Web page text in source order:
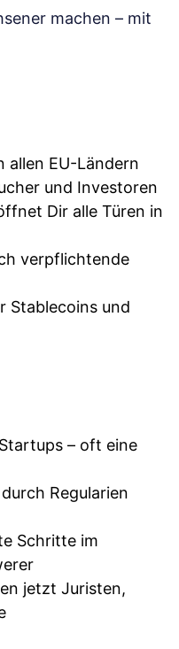
machen – mit
allen EU-Ländern
und Investoren
Dir alle Türen in
verpflichtende
Stablecoins und
– oft eine
Regularien
Schritte im
jetzt Juristen,